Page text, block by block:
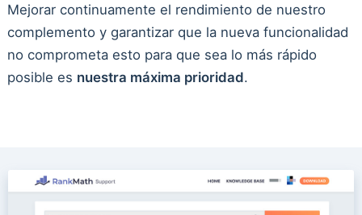
Mejorar continuamente el rendimiento de nuestro
complemento y garantizar que la nueva funcionalidad
no comprometa esto para que sea lo más rápido
posible es nuestra máxima prioridad.